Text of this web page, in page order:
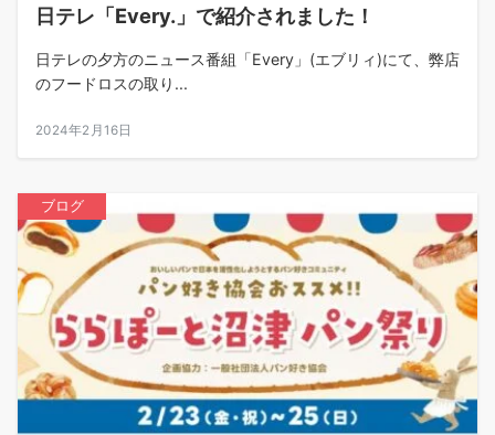
日テレ「Every.」で紹介されました！
日テレの夕方のニュース番組「Every」(エブリィ)にて、弊店
のフードロスの取り...
2024年2月16日
ブログ